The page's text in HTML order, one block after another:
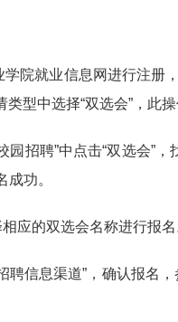
院就业信息网进行注册
型中选择“双选会”，此
招聘”中点击“双选会”
功。
应的双选会名称进行报名
信息渠道”，确认报名